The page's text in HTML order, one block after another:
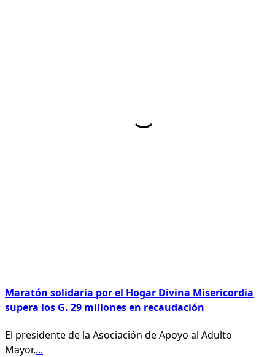
Maratón solidaria por el Hogar Divina Misericordia
supera los G. 29 millones en recaudación
El presidente de la Asociación de Apoyo al Adulto
Mayor,...